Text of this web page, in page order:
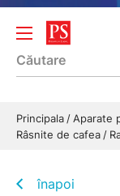
Principala Aparate
Râsnite de cafea
înapoi